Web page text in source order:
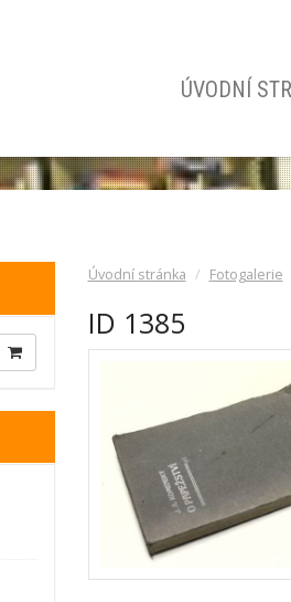
ÚVODNÍ
Úvodní stránka Fotogalerie
ID 1385